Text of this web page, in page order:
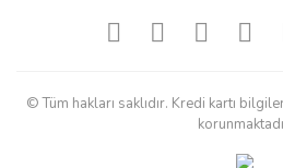
© Tüm hakları saklıdır. Kredi kartı